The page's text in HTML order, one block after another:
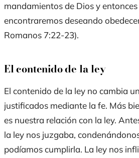
mandamientos de Dios y
encontraremos deseando
Romanos 7:22-23).
El contenido de la ley
El contenido de la ley no cambia
justificados mediante la fe. Más
es nuestra relación con la ley.
la ley nos juzgaba,
podíamos cumplirla. La ley nos